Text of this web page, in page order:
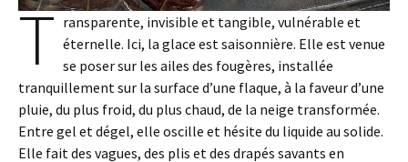
T ransparente, invisible et tangible, vulnérable et
éternelle. Ici, la glace est saisonnière. Elle est venue
se poser sur les ailes des fougères, installée
tranquillement sur la surface d’une flaque, à la faveur d’une
pluie, du plus froid, du plus chaud, de la neige transformée.
Entre gel et dégel, elle oscille et hésite du liquide au solide.
Elle fait des vagues, des plis et des drapés savants en